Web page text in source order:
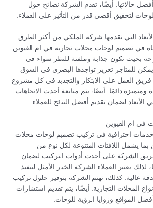
حالاتها. أيضًا، تقدم الشركة نصائح حول
لتحقيق أقصى قدر من التأثير على العملاء.
الأبعاد التي تقدمها شركة الملكي من أكثر الطرق
في تصميم لوحات محلات تجارية في ام القيوين.
بحيث تكون جذابة وملفتة للنظر سواء في
يمكن للمتاجر تعزيز تواجدها البصري في السوق
فريق العمل على الابتكار والتجديد في كل مشروع
ومتميزة دائمًا. أيضًا، يتم متابعة أحدث الاتجاهات
الأبعاد لضمان تقديم أفضل النتائج للعملاء.
في ام القيوين
احترافية في تركيب تصميم لوحات محلات
بما يشمل اللافتات المتنوعة لكل نوع من
فريق الشركة على أحدث أدوات التركيب لضمان
لذلك يعتبر العملاء الشركة الخيار الأمثل لتنفيذ
عالية. كذلك، تهتم الشركة بتوفير حلول تركيب
المحلات التجارية. أيضًا، يتم تقديم استشارات
المواقع وزوايا الرؤية للوحات.